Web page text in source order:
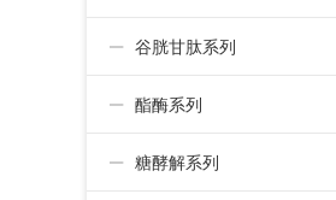
谷胱甘肽系列
酯酶系列
糖酵解系列